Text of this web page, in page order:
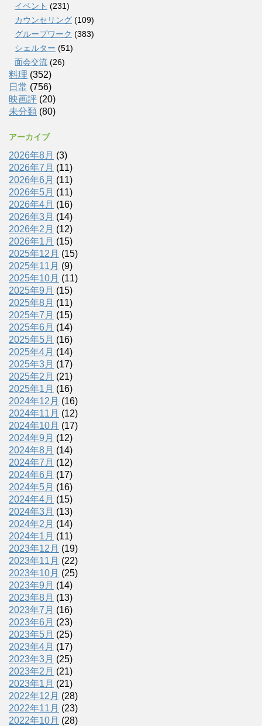
イベント (231)
カウンセリング (109)
グループワーク (383)
シェルター (51)
面会交流 (26)
料理 (352)
日常 (756)
映画評 (20)
未分類 (80)
アーカイブ
2026年8月 (3)
2026年7月 (11)
2026年6月 (11)
2026年5月 (11)
2026年4月 (16)
2026年3月 (14)
2026年2月 (12)
2026年1月 (15)
2025年12月 (15)
2025年11月 (9)
2025年10月 (11)
2025年9月 (15)
2025年8月 (11)
2025年7月 (15)
2025年6月 (14)
2025年5月 (16)
2025年4月 (14)
2025年3月 (17)
2025年2月 (21)
2025年1月 (16)
2024年12月 (16)
2024年11月 (12)
2024年10月 (17)
2024年9月 (12)
2024年8月 (14)
2024年7月 (12)
2024年6月 (17)
2024年5月 (16)
2024年4月 (15)
2024年3月 (13)
2024年2月 (14)
2024年1月 (11)
2023年12月 (19)
2023年11月 (22)
2023年10月 (25)
2023年9月 (14)
2023年8月 (13)
2023年7月 (16)
2023年6月 (23)
2023年5月 (25)
2023年4月 (17)
2023年3月 (25)
2023年2月 (21)
2023年1月 (21)
2022年12月 (28)
2022年11月 (23)
2022年10月 (28)